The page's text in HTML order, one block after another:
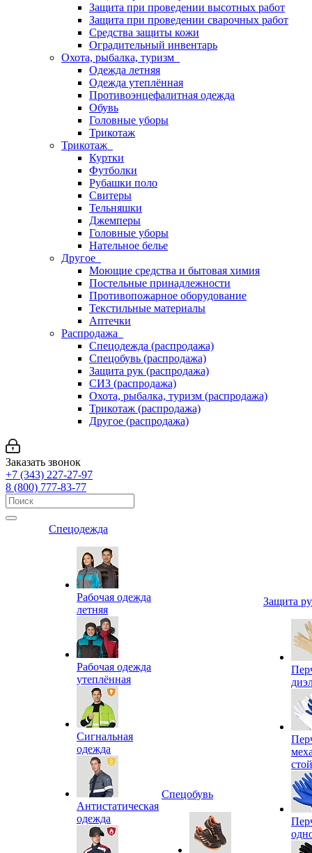
Защита при проведении высотных работ
Защита при проведении сварочных работ
Средства защиты кожи
Оградительный инвентарь
Охота, рыбалка, туризм
Одежда летняя
Одежда утеплённая
Противоэнцефалитная одежда
Обувь
Головные уборы
Трикотаж
Трикотаж
Куртки
Футболки
Рубашки поло
Свитеры
Тельняшки
Джемперы
Головные уборы
Нательное белье
Другое
Моющие средства и бытовая химия
Постельные принадлежности
Противопожарное оборудование
Текстильные материалы
Аптечки
Распродажа
Спецодежда (распродажа)
Спецобувь (распродажа)
Защита рук (распродажа)
СИЗ (распродажа)
Охота, рыбалка, туризм (распродажа)
Трикотаж (распродажа)
Другое (распродажа)
Заказать звонок
+7 (343) 227-27-97
8 (800) 777-83-77
Спецодежда
Рабочая одежда
летняя
Рабочая одежда
утеплённая
Сигнальная
одежда
Антистатическая
одежда
Спецобувь
Защита